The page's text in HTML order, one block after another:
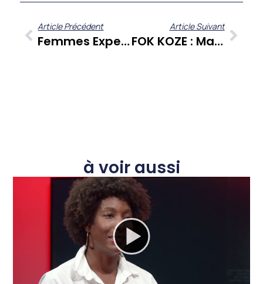
Article Précédent
Femmes Expertes-Comptables : Piloter Les Entreprises Martiniquaises Face Aux Défis Économiques
Article Suivant
FOK KOZE : Martinique, Le Parcours Exigeant Des Créateurs D’entreprise
à voir aussi